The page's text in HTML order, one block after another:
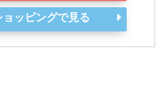
ッピングで見る